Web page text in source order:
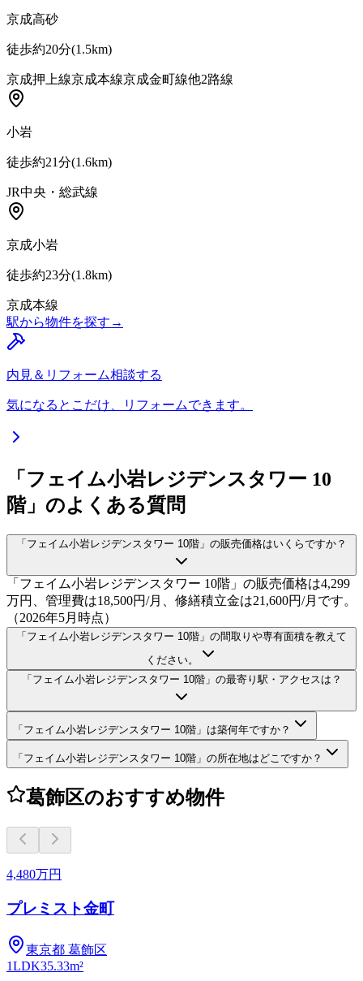
京成高砂
徒歩約20分(1.5km)
京成押上線京成本線京成金町線他2路線
小岩
徒歩約21分(1.6km)
JR中央・総武線
京成小岩
徒歩約23分(1.8km)
京成本線
駅から物件を探す →
内見＆リフォーム相談する
気になるとこだけ、リフォームできます。
「フェイム小岩レジデンスタワー 10
階」のよくある質問
「フェイム小岩レジデンスタワー 10階」の販売価格はいくらですか？
「フェイム小岩レジデンスタワー 10階」の販売価格は4,299
万円、管理費は18,500円/月、修繕積立金は21,600円/月です。
（2026年5月時点）
「フェイム小岩レジデンスタワー 10階」の間取りや専有面積を教えて
ください。
「フェイム小岩レジデンスタワー 10階」の最寄り駅・アクセスは？
「フェイム小岩レジデンスタワー 10階」は築何年ですか？
「フェイム小岩レジデンスタワー 10階」の所在地はどこですか？
葛飾区のおすすめ物件
4,480万円
プレミスト金町
東京都 葛飾区
1LDK35.33m²